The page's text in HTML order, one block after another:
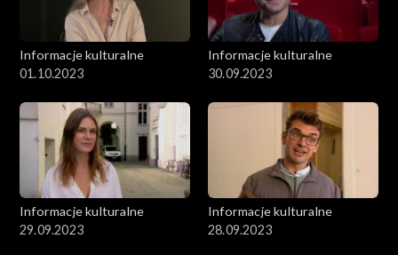
Informacje kulturalne
01.10.2023
Informacje kulturalne
30.09.2023
Informacje kulturalne
29.09.2023
Informacje kulturalne
28.09.2023